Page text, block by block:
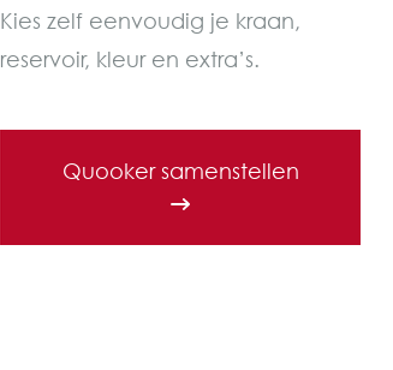
Kies zelf eenvoudig je kraan,
reservoir, kleur en extra’s.
Quooker samenstellen